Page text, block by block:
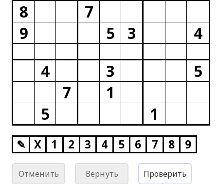
8
7
9
5 3
4
4
3
5
7
1
5
1
✎ X 1 2 3 4 5 6 7 8 9
Отменить Вернуть Проверить